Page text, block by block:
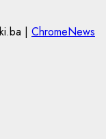
| ChromeNews